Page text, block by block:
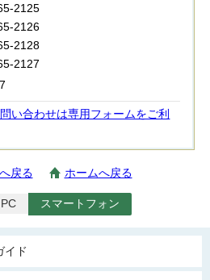
2125
2126
2128
2127
い合わせは専用フォームをご利
戻る ホームへ戻る
PC スマートフォン
イド